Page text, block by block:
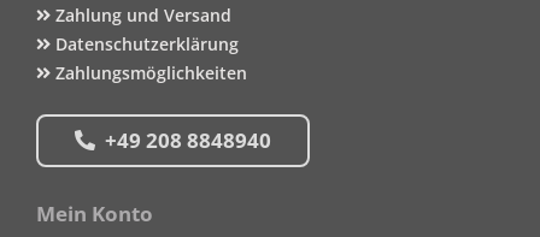
Zahlung und Versand
Datenschutzerklärung
Zahlungsmöglichkeiten
+49 208 8848940
Mein Konto